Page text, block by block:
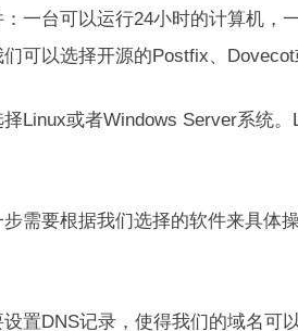
一台可以运行24小时的计算机，
可以选择开源的Postfix、Dovecot
Linux或者Windows Server系统
需要根据我们选择的软件来具体
置DNS记录，使得我们的域名可